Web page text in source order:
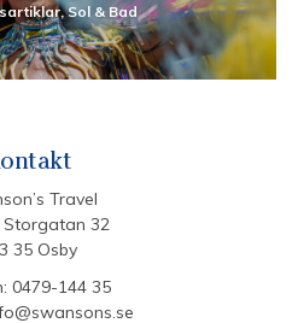
Sol & Bad
Travel
32
35 Osby
0479-144 35